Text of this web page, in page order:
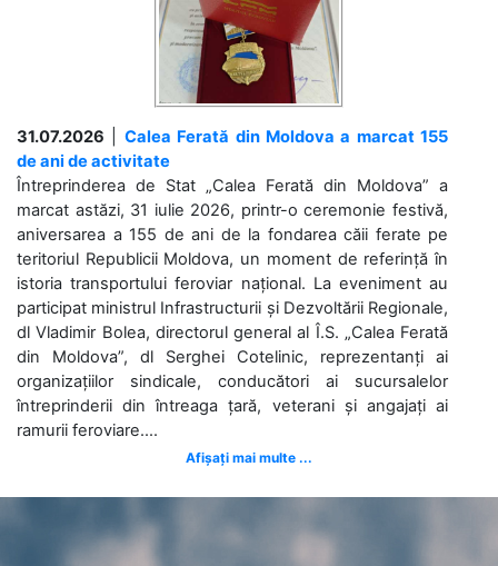
31.07.2026
Calea Ferată din Moldova a marcat 155
de ani de activitate
Întreprinderea de Stat „Calea Ferată din Moldova” a
marcat astăzi, 31 iulie 2026, printr-o ceremonie festivă,
aniversarea a 155 de ani de la fondarea căii ferate pe
teritoriul Republicii Moldova, un moment de referință în
istoria transportului feroviar național. La eveniment au
participat ministrul Infrastructurii și Dezvoltării Regionale,
dl Vladimir Bolea, directorul general al Î.S. „Calea Ferată
din Moldova”, dl Serghei Cotelinic, reprezentanți ai
organizațiilor sindicale, conducători ai sucursalelor
întreprinderii din întreaga țară, veterani și angajați ai
ramurii feroviare....
Afișați mai multe ...